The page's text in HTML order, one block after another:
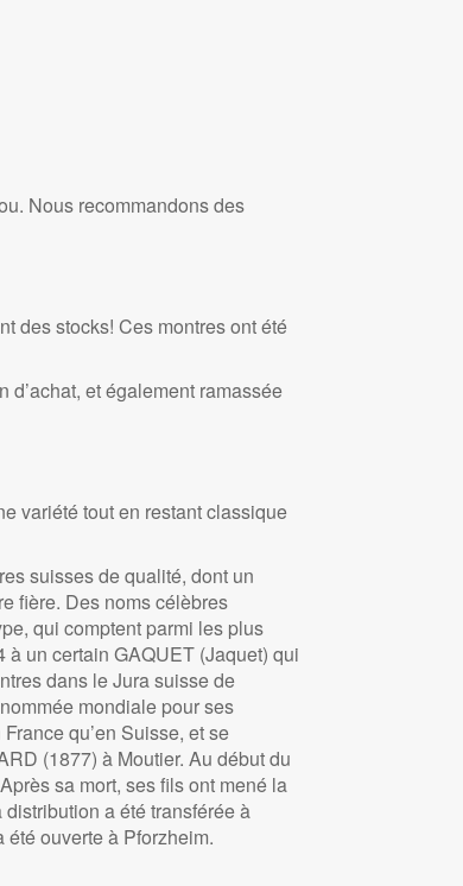
Nous recommandons des
des stocks! Ces montres ont été
et également ramassée
variété tout en restant classique
suisses de qualité, dont un
fière. Des noms célèbres
qui comptent parmi les plus
un certain GAQUET (Jaquet) qui
dans le Jura suisse de
mondiale pour ses
qu’en Suisse, et se
(1877) à Moutier. Au début du
sa mort, ses fils ont mené la
a été transférée à
ouverte à Pforzheim.